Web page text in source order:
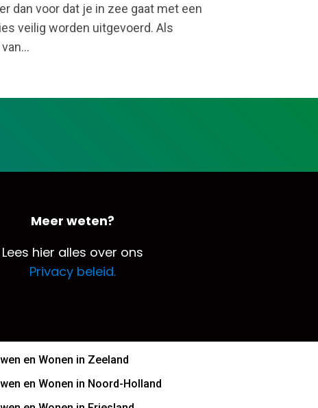
dan voor dat je in zee gaat met een
veilig worden uitgevoerd. Als
Meer weten?
Lees hier alles over ons
Privacy beleid.
en Wonen in Zeeland
en Wonen in Noord-Holland